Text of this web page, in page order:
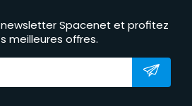
Spacenet et profitez
meilleures offres.